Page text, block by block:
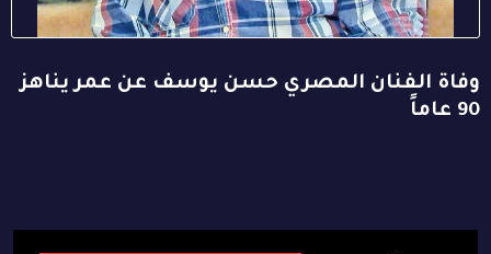
وفاة الفنان المصري حسن يوسف عن عمر يناهز
90 عاماً